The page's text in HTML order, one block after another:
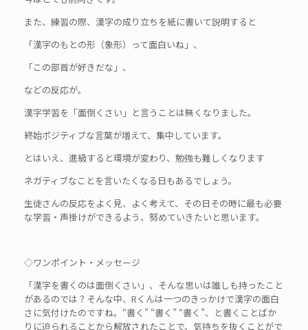
また、練習の際、漢字の成り立ちを紙に書いて説明すると
「漢字のもとの形（象形）って面白いね」、
「この部首が好きだな」、
などの反応が。
漢字学習を「面倒くさい」と言うことは無くなりました。
終始ポジティブな言葉が増えて、集中しています。
とはいえ、進級すると環境が変わり、勉強も難しくなります
ネガティブなことを言いたくなる日もあるでしょう。
生徒さんの反応をよく見、よく考えて、その日その時に最も必要
な学習・声掛けができるよう、努めていきたいと思います。
◇ワンポイント・メッセージ
「漢字を書くのは面倒くさい」、そんな思いは誰しも持ったこと
があるのでは？そんな中、Rくんは一つのきっかけで漢字の面白
さに気付けたのですね。“書く” “書く” “書く”、と書くことばか
りに迫られることから解放されたことで、気持ちを抜くことがで